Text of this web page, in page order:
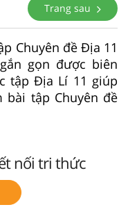
Trang sau
Chuyên đề Địa 11
gọn được biên
tập Địa Lí 11 giúp
bài tập Chuyên đề
nối tri thức